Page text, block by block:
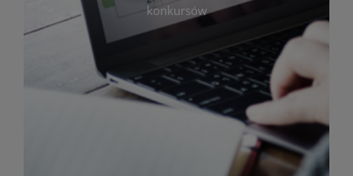
konkursów
wydarzeniach. Aktualizujemy harmonogram na
bieżąco, by zawsze był zgodny z planem pracy
biblioteki. Zapraszamy do śledzenia i uczestnictwa
w życiu kulturalnym miasta!
WIĘCEJ